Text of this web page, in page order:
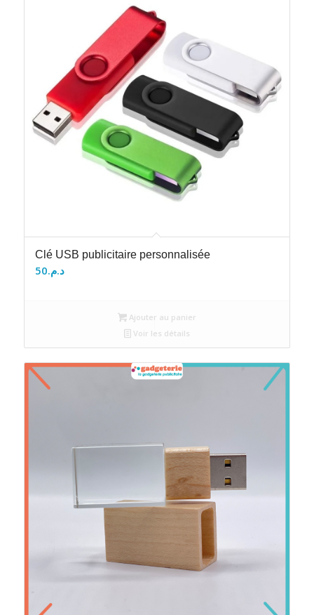
Clé USB publicitaire personnalisée
د.م.50
Ajouter au panier
Voir les détails